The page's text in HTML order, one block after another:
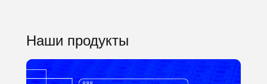
Наши продукты